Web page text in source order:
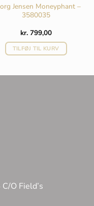
Jensen Moneyphant –
3580035
kr.799,00
TILFØJ TIL KURV
O Field’s